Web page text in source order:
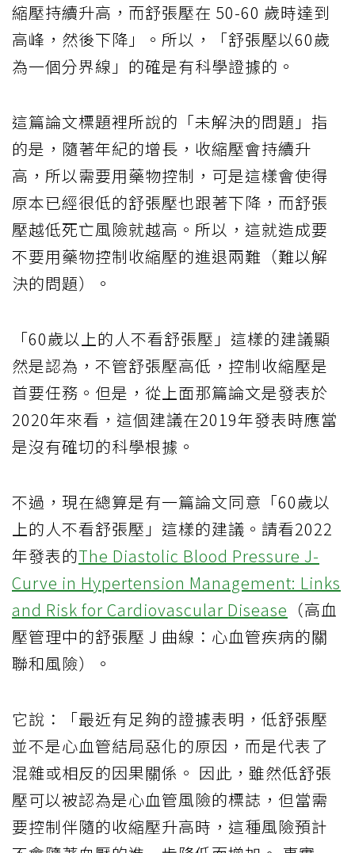
縮壓持續升高，而舒張壓在 50-60 歲時達到
高峰，然後下降」。所以，「舒張壓以60歲
為一個分界線」的確是有科學證據的。
這篇論文標題裡所說的「未解決的問題」指
的是，隨著年紀的增長，收縮壓會持續升
高，所以需要用藥物控制，可是這樣會使得
原本已經很低的舒張壓也跟著下降，而舒張
壓越低死亡風險就越高。所以，這就造成要
不要用藥物控制收縮壓的進退兩難（難以解
決的問題）。
「60歲以上的人不看舒張壓」這樣的建議顯
然是認為，不管舒張壓高低，控制收縮壓是
首要任務。但是，從上面那篇論文是發表於
2020年來看，這個建議在2019年發表時應當
是沒有確切的科學根據。
不過，現在總算是有一篇論文同意「60歲以
上的人不看舒張壓」這樣的建議。請看2022
年發表的The Diastolic Blood Pressure J-
Curve in Hypertension Management: Links
and Risk for Cardiovascular Disease （高血
壓管理中的舒張壓 J 曲線：心血管疾病的關
聯和風險）。
它說：「最近有足夠的證據表明，低舒張壓
並不是心血管結局惡化的原因，而是代表了
混雜或相反的因果關係。 因此，雖然低舒張
壓可以被認為是心血管風險的標誌，但當需
要控制伴隨的收縮壓升高時，這種風險預計